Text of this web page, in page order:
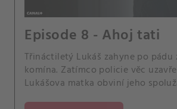
Episode 8 - Ahoj tati
Třináctiletý Lukáš zahyne po
komína. Zatímco policie věc
Lukášova matka obviní jeho